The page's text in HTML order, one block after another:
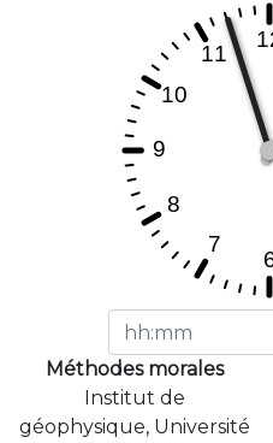
Méthodes morales
Institut de
géophysique, Université